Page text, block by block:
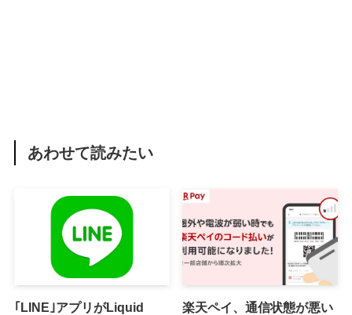
あわせて読みたい
｢LINE｣アプリがLiquid
楽天ペイ、通信状態が悪い